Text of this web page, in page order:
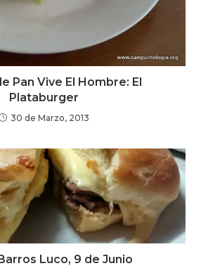
Pan Vive El Hombre: El
Plataburger
30 de Marzo, 2013
Luco, 9 de Junio